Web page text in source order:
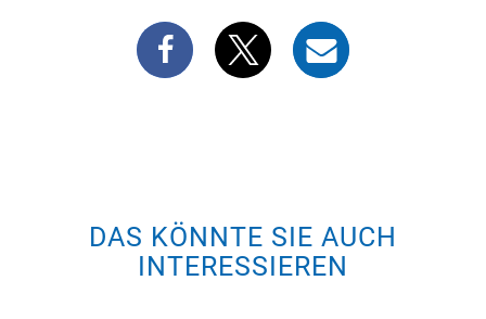
DAS KÖNNTE SIE AUCH
INTERESSIEREN